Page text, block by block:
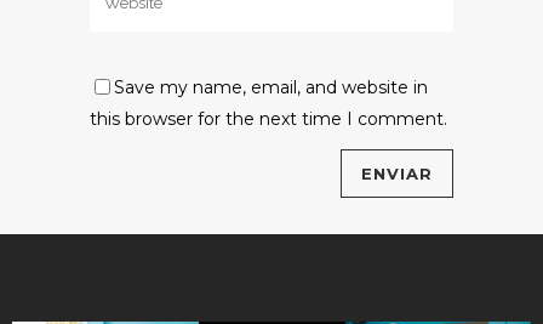
Save my name, email, and website in
this browser for the next time I comment.